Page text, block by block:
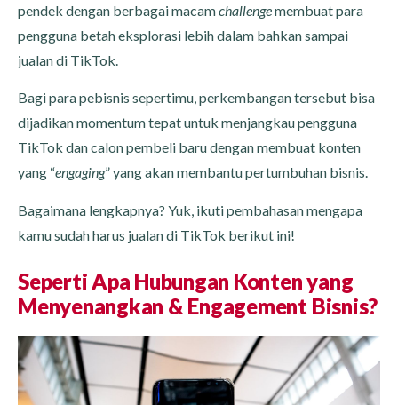
pendek dengan berbagai macamchallengemembuat para
pengguna betah eksplorasi lebih dalam bahkan sampai
jualan di TikTok.
Bagi para pebisnis sepertimu, perkembangan tersebut bisa
dijadikan momentum tepat untuk menjangkau pengguna
TikTok dan calon pembeli baru dengan membuat konten
yang “engaging” yang akan membantu pertumbuhan bisnis.
Bagaimana lengkapnya? Yuk, ikuti pembahasan mengapa
kamu sudah harus jualan di TikTok berikut ini!
Seperti Apa Hubungan Konten yang
Menyenangkan & Engagement Bisnis?